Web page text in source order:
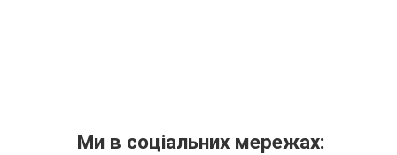
Ми в соціальних мережах: